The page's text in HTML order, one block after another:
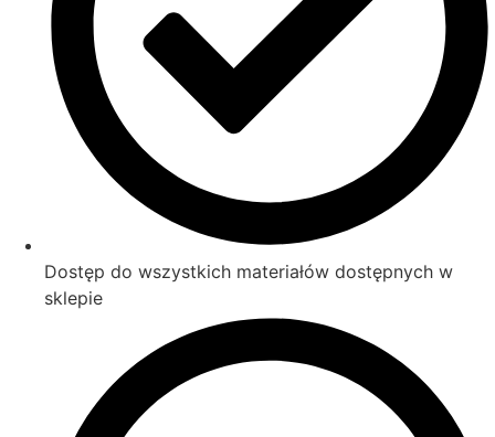
Dostęp do wszystkich materiałów dostępnych w
sklepie